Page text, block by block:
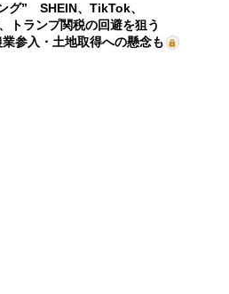
グ” SHEIN、TikTok、
トランプ関税の回避を狙う
参入・土地取得への懸念も